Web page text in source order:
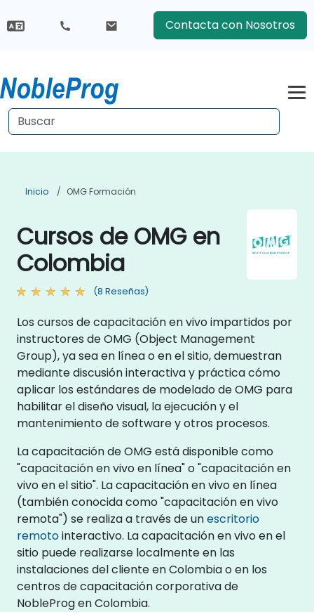
Contacta con Nosotros
Inicio OMG Formación
Cursos de OMG en
Colombia
(8 Reseñas)
Los cursos de capacitación en vivo impartidos por
instructores de OMG (Object Management
Group), ya sea en línea o en el sitio, demuestran
mediante discusión interactiva y práctica cómo
aplicar los estándares de modelado de OMG para
habilitar el diseño visual, la ejecución y el
mantenimiento de software y otros procesos.
La capacitación de OMG está disponible como
"capacitación en vivo en línea" o "capacitación en
vivo en el sitio". La capacitación en vivo en línea
(también conocida como "capacitación en vivo
remota") se realiza a través de unescritorio
remotointeractivo. La capacitación en vivo en el
sitio puede realizarse localmente en las
instalaciones del cliente en Colombia o en los
centros de capacitación corporativa de
NobleProg en Colombia.